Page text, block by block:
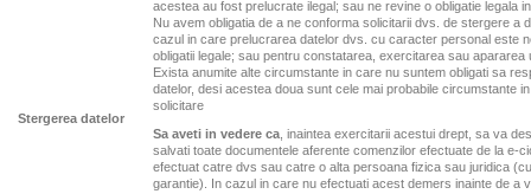
Stergerea datelor
acestea au fost prelucrate ilegal; sau ne revine o obligatie legala
Nu avem obligatia de a ne conforma solicitarii dvs. de stergere a
cazul in care prelucrarea datelor dvs. cu caracter personal este
obligatii legale; sau pentru constatarea, exercitarea sau apararea
Exista anumite alte circumstante in care nu suntem obligati sa
datelor, desi acestea doua sunt cele mai probabile circumstante
solicitare
Sa aveti in vedere ca , inaintea exercitarii acestui drept, sa va
salvati toate documentele aferente comenzilor efectuate de la e-
efectuat catre dvs sau catre o alta persoana fizica sau juridica
garantie). In cazul in care nu efectuati acest demers inainte de a